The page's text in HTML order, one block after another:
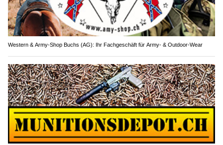
Western & Army-Shop Buchs (AG): Ihr Fachgeschäft für Army- & Outdoor-Wear